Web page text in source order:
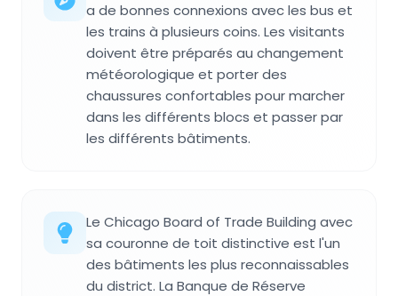
a de bonnes connexions avec les bus et
les trains à plusieurs coins. Les visitants
doivent être préparés au changement
météorologique et porter des
chaussures confortables pour marcher
dans les différents blocs et passer par
les différents bâtiments.
Le Chicago Board of Trade Building avec
sa couronne de toit distinctive est l'un
des bâtiments les plus reconnaissables
du district. La Banque de Réserve